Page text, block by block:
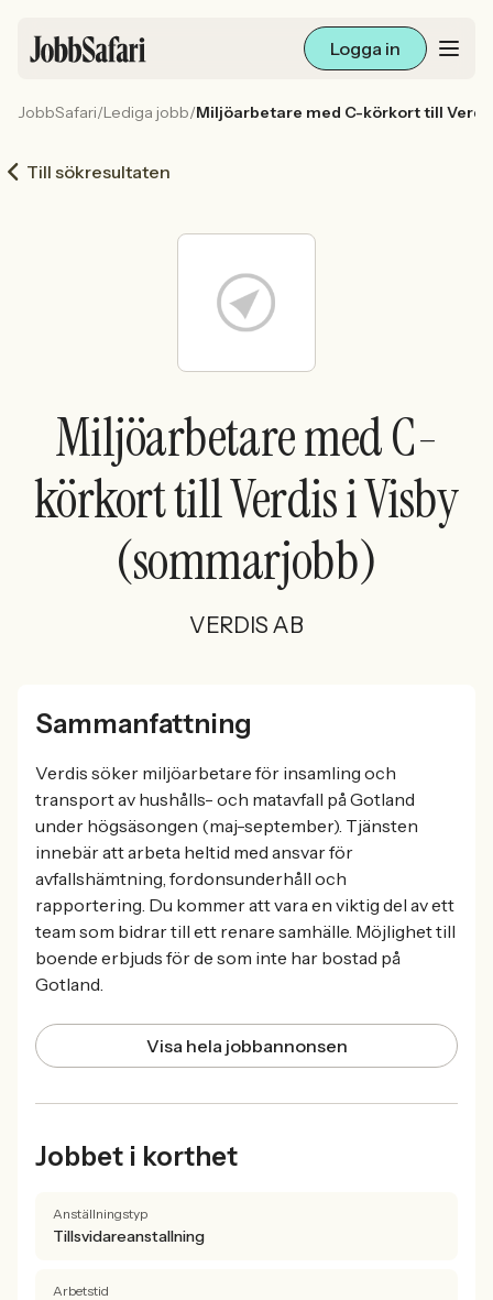
Logga in
Arbetsliv och karriär
För arbetsgivare
Sök med AI
Ny här? Skapa konto
JobbSafari/Lediga jobb/Miljöarbetare med C-körkort till
Till sökresultaten
Miljöarbetare med C-
körkort till Verdis i Visby
(sommarjobb)
VERDIS AB
Sammanfattning
Verdis söker miljöarbetare för insamling och
transport av hushålls- och matavfall på Gotland
under högsäsongen (maj-september). Tjänsten
innebär att arbeta heltid med ansvar för
avfallshämtning, fordonsunderhåll och
rapportering. Du kommer att vara en viktig del av ett
team som bidrar till ett renare samhälle. Möjlighet till
boende erbjuds för de som inte har bostad på
Gotland.
Visa hela jobbannonsen
Jobbet i korthet
Anställningstyp
Tillsvidareanstallning
Arbetstid